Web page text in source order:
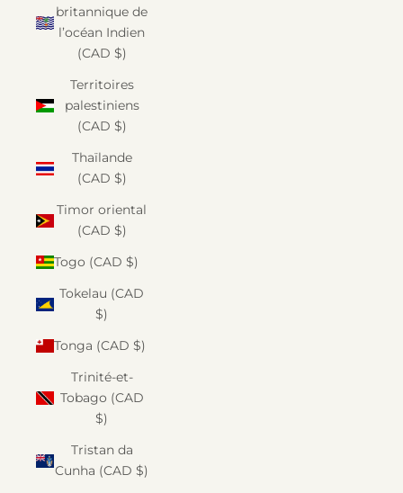
britannique de
l’océan Indien
(CAD $)
Territoires
palestiniens
(CAD $)
Thaïlande
(CAD $)
Timor oriental
(CAD $)
Togo (CAD $)
Tokelau (CAD
$)
Tonga (CAD $)
Trinité-et-
Tobago (CAD
$)
Tristan da
Cunha (CAD $)